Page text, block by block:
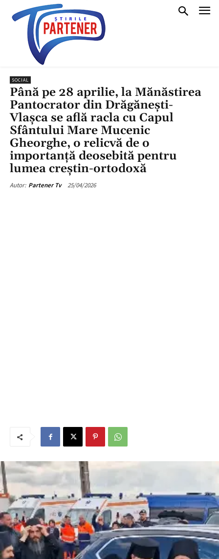
SOCIAL
Până pe 28 aprilie, la Mănăstirea
Pantocrator din Drăgănești-
Vlașca se află racla cu Capul
Sfântului Mare Mucenic
Gheorghe, o relicvă de o
importanță deosebită pentru
lumea creștin-ortodoxă
Autor: Partener Tv 25/04/2026